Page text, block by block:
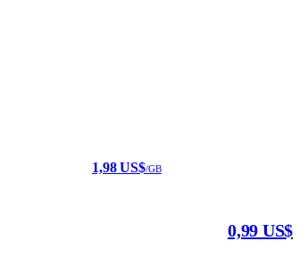
1,98 US$/GB
0,99 US$